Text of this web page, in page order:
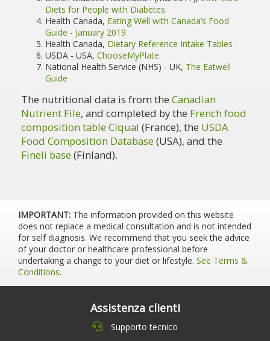
Diets for People with Diabetes.
Health Canada, Eating Well with Canada’s Food
Guide - January 2019
Health Canada, Dietary Reference Intake Tables
USDA - USA, ChooseMyPlate
National Health Service (NHS) - UK, The Eatwell
Guide
The nutritional data is from the Canadian
Nutrient File, and completed by the French food
composition table Ciqual (France), the USDA
Food Composition Database(USA), and the
Fineli base(Finland).
IMPORTANT: The information provided on this website
does not replace a medical consultation and is not intended
for self diagnosis. We recommend that you seek the advice
of your doctor or healthcare professional before
undertaking a change to your diet or lifestyle. See Terms &
Conditions.
Assistenza clienti
Supporto tecnico